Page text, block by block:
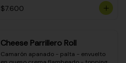
$7.600
Cheese Parrillero Roll
Camarón apanado - palta - envuelto